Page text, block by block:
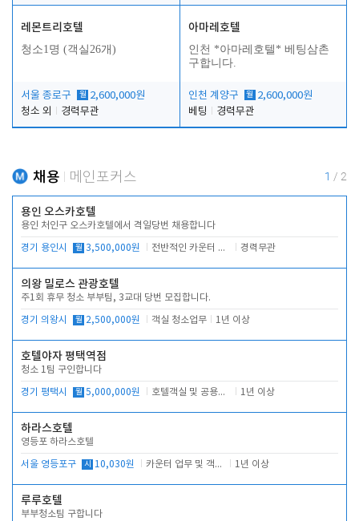
레몬트리호텔
청소1명 (객실26개)
서울 종로구 월 2,600,000원
청소 외
경력무관
아마레호텔
인천 *아마레호텔* 베팅삼촌
구합니다.
인천 계양구 월 2,600,000원
베팅
경력무관
채용 메인포커스 1 / 2
용인 오스카호텔
용인 처인구 오스카호텔에서 격일당번 채용합니다
경기 용인시 월 3,500,000원 전반적인 카운터 업무 경력무관
의왕 밀로스 관광호텔
주1회 휴무 청소 부부팀, 3교대 당번 모집합니다.
경기 의왕시 월 2,500,000원 객실 청소업무 1년 이상
호텔야자 평택역점
청소 1팀 구인합니다
경기 평택시 월 5,000,000원 호텔객실 및 공용시설 청소 관리 1년 이상
하라스호텔
영등포 하라스호텔
서울 영등포구 시 10,030원 카운터 업무 및 객실관리(청소상태 확인, 객실판매) 1년 이상
루루호텔
부부청소팀 구합니다